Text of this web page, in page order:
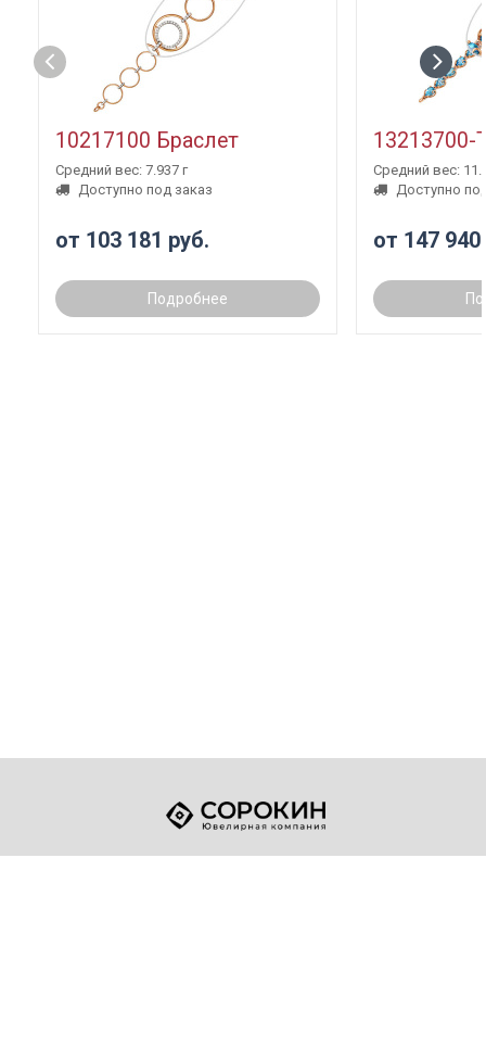
10217100 Браслет
Средний вес: 7.937 г
Доступно под заказ
от 103 181 руб.
Подробнее
13213700-
Средний вес:
Доступно
от 147 940